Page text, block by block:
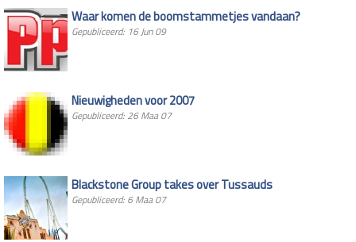
Waar komen de boomstammetjes vandaan?
Gepubliceerd: 16 Jun 09
Nieuwigheden voor 2007
Gepubliceerd: 26 Maa 07
Blackstone Group takes over Tussauds
Gepubliceerd: 6 Maa 07